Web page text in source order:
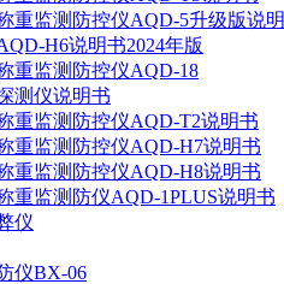
重监测防控仪AQD-5升级版说
H6说明书2024年版
重监测防控仪AQD-18
测仪说明书
重监测防控仪AQD-T2说明书
重监测防控仪AQD-H7说明书
重监测防控仪AQD-H8说明书
重监测防仪AQD-1PLUS说明书
仪
仪BX-06